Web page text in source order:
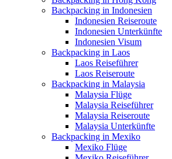
Backpacking in Indonesien
Indonesien Reiseroute
Indonesien Unterkünfte
Indonesien Visum
Backpacking in Laos
Laos Reiseführer
Laos Reiseroute
Backpacking in Malaysia
Malaysia Flüge
Malaysia Reiseführer
Malaysia Reiseroute
Malaysia Unterkünfte
Backpacking in Mexiko
Mexiko Flüge